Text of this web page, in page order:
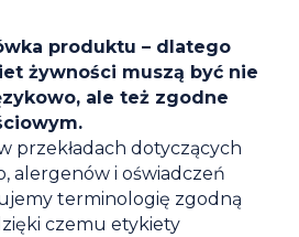
produktu – dlatego
żywności muszą być nie
ale też zgodne
przekładach dotyczących
alergenów i oświadczeń
terminologię zgodną
czemu etykiety